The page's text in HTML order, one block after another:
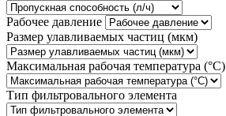
Рабочее давление
Размер улавливаемых частиц (мкм)
Максимальная рабочая температура (°С)
Тип фильтровального элемента